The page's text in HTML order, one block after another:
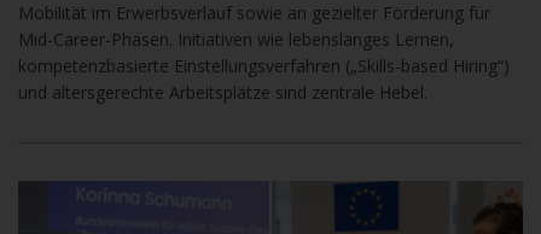
Mobilität im Erwerbsverlauf sowie an gezielter Förderung für
Mid-Career-Phasen. Initiativen wie lebenslanges Lernen,
kompetenzbasierte Einstellungsverfahren („Skills-based Hiring“)
und altersgerechte Arbeitsplätze sind zentrale Hebel.